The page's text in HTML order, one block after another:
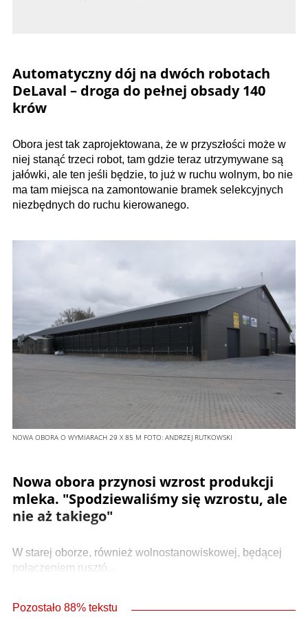
Automatyczny dój na dwóch robotach
DeLaval – droga do pełnej obsady 140
krów
Obora jest tak zaprojektowana, że w przyszłości może w
niej stanąć trzeci robot, tam gdzie teraz utrzymywane są
jałówki, ale ten jeśli będzie, to już w ruchu wolnym, bo nie
ma tam miejsca na zamontowanie bramek selekcyjnych
niezbędnych do ruchu kierowanego.
NOWA OBORA O WYMIARACH 29 X 85 M FOTO: ANDRZEJ RUTKOWSKI
Nowa obora przynosi wzrost produkcji
mleka. "Spodziewaliśmy się wzrostu, ale
nie aż takiego"
W starej oborze, również wolnostanowiskowej, będącej
połączeniem rusztó...
Pozostało 88% tekstu